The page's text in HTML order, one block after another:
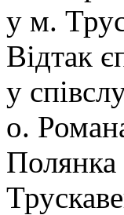
у м.
Відтак
у
о.
Полянка